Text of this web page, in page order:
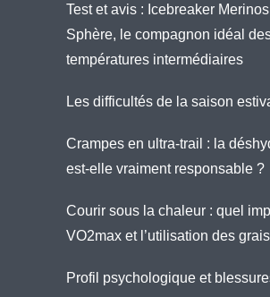
Test et avis : Icebreaker
Sphère, le compagnon idéal
températures intermédiaires
Les difficultés de la saison
Crampes en ultra-trail : la
est-elle vraiment responsable ?
Courir sous la chaleur : quel
VO2max et l’utilisation des
Profil psychologique et